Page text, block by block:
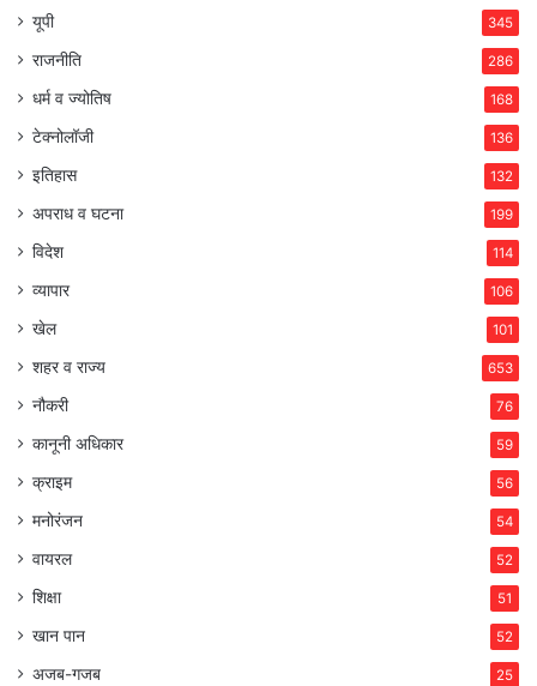
यूपी 345
राजनीति 286
धर्म व ज्योतिष 168
टेक्नोलॉजी 136
इतिहास 132
अपराध व घटना 199
विदेश 114
व्यापार 106
खेल 101
शहर व राज्य 653
नौकरी 76
कानूनी अधिकार 59
क्राइम 56
मनोरंजन 54
वायरल 52
शिक्षा 51
खान पान 52
अजब-गजब 25